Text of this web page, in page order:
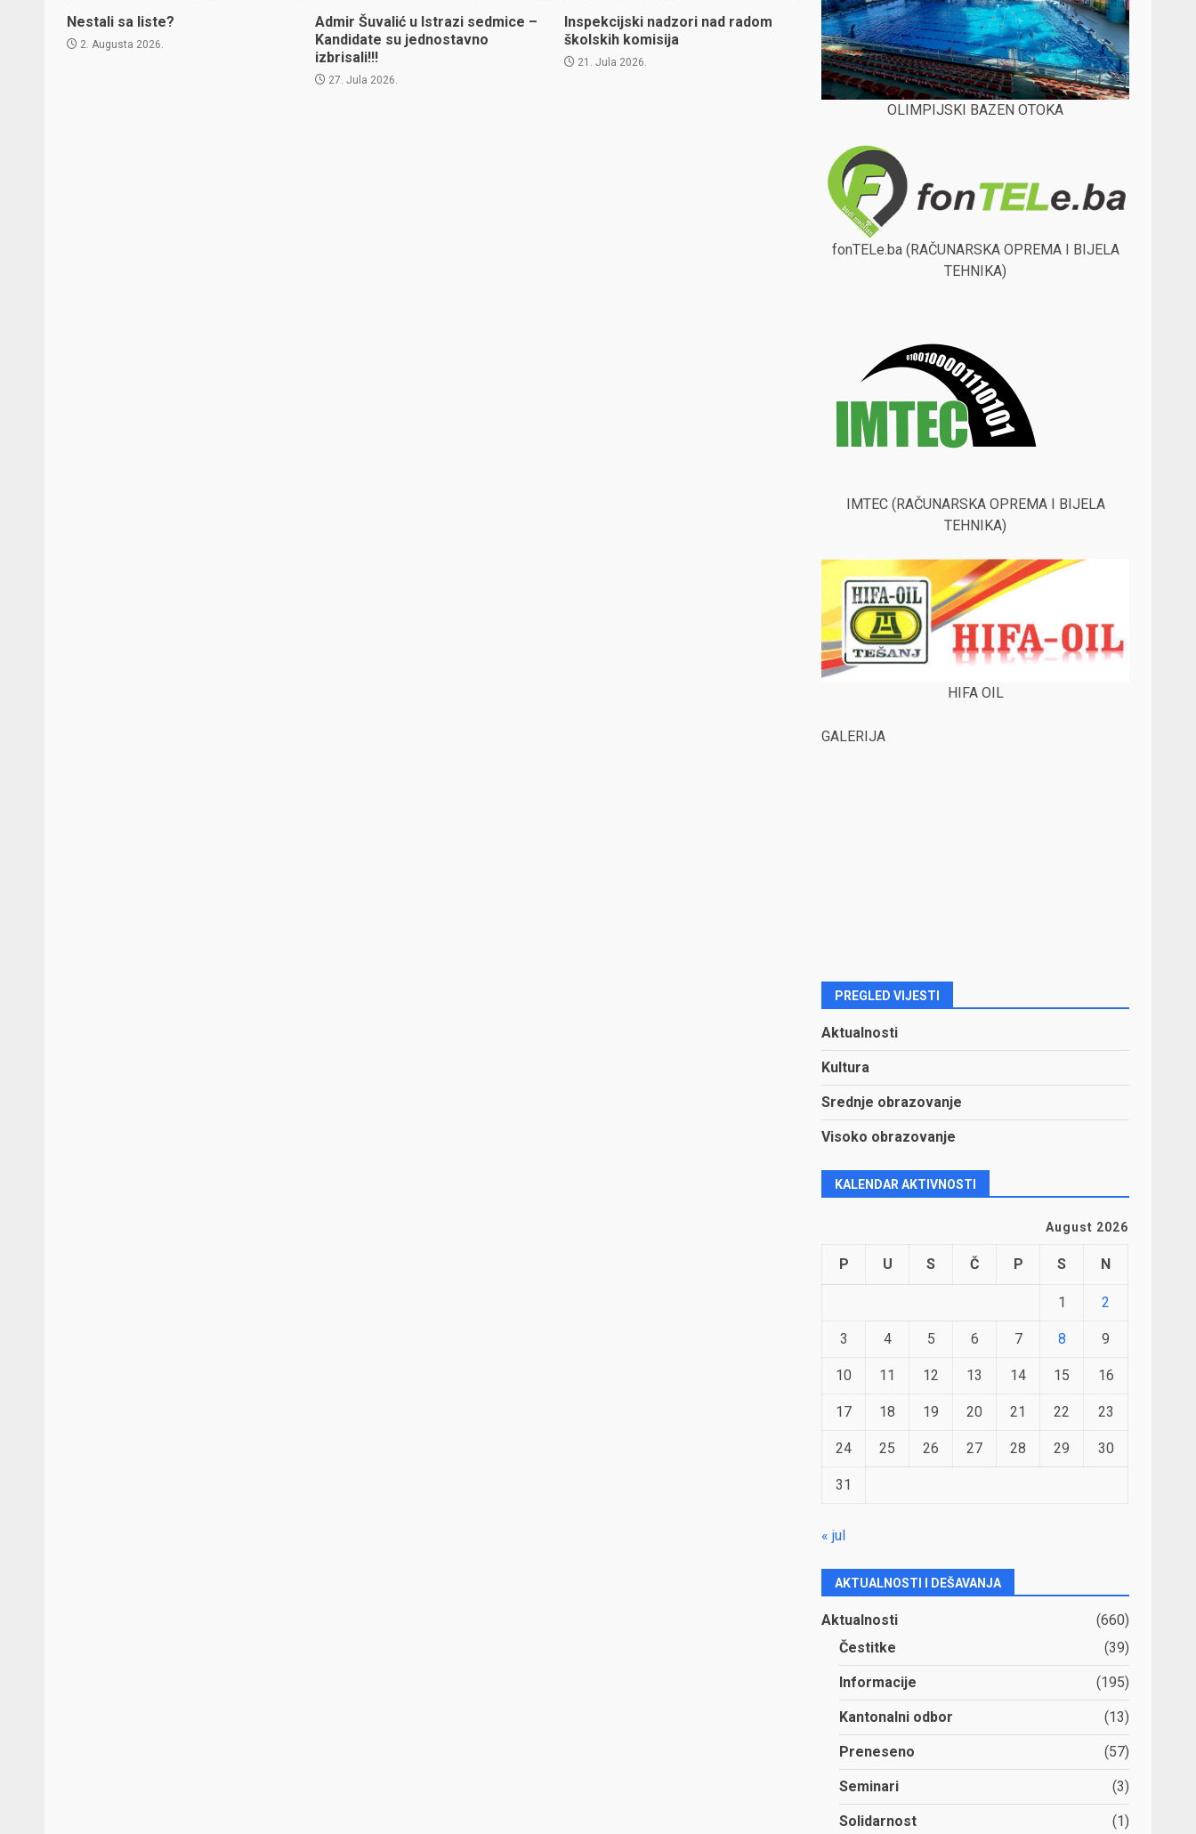
Nestali sa liste?
2. Augusta 2026.
Admir Šuvalić u Istrazi sedmice –
Kandidate su jednostavno
izbrisali!!!
27. Jula 2026.
Inspekcijski nadzori nad radom
školskih komisija
21. Jula 2026.
OLIMPIJSKI BAZEN OTOKA
fonTELe.ba (RAČUNARSKA OPREMA I BIJELA
TEHNIKA)
IMTEC (RAČUNARSKA OPREMA I BIJELA
TEHNIKA)
HIFA OIL
GALERIJA
PREGLED VIJESTI
Aktualnosti
Kultura
Srednje obrazovanje
Visoko obrazovanje
KALENDAR AKTIVNOSTI
August 2026
P U S Č P S N
1 2
3 4 5 6 7 8 9
10 11 12 13 14 15 16
17 18 19 20 21 22 23
24 25 26 27 28 29 30
31
« jul
AKTUALNOSTI I DEŠAVANJA
Aktualnosti
(660)
Čestitke
(39)
Informacije (195)
Kantonalni odbor (13)
Preneseno (57)
Seminari (3)
Solidarnost (1)